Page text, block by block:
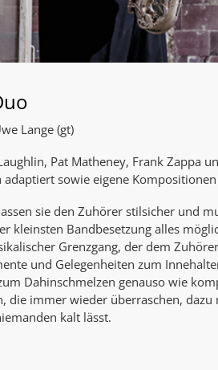
Lange (gt)
Pat Matheney, Frank Zappa
sowie eigene Kompositionen
sie den Zuhörer stilsicher und
kleinsten Bandbesetzung alles
Grenzgang, der dem
und Gelegenheiten zum
Dahinschmelzen genauso wie
die immer wieder überraschen,
kalt lässt.